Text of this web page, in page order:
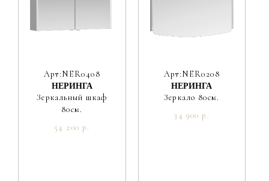
Арт:NER0408
НЕРИНГА
Зеркальный шкаф
80см.
54 200 р.
Арт:NER0208
НЕРИНГА
Зеркало 80см.
34 900 р.